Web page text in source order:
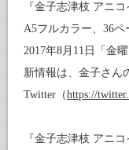
『金子志津枝 アニコ
A5フルカラー、36ペ
2017年8月11日「金
新情報は、金子さん
Twitter（https://
『金子志津枝 アニ